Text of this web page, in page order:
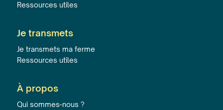
Ressources utiles
Je transmets
Je transmets ma ferme
Ressources utiles
À propos
Qui sommes-nous ?